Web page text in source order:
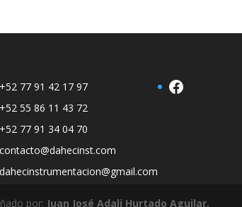
+52 77 91 42 17 97
+52 55 86 11 43 72
+52 77 91 34 04 70
contacto@dahecinst.com
dahecinstrumentacion@gmail.com
Facebook
por: Juan José Adali Hurtado Aguilar.